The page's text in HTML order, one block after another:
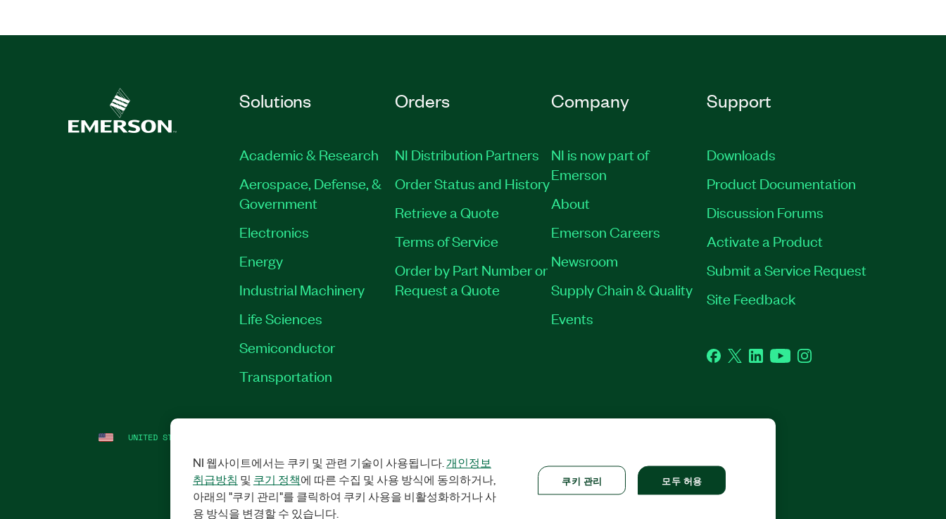
Solutions
Academic & Research
Aerospace, Defense, &
Government
Electronics
Energy
Industrial Machinery
Life Sciences
Semiconductor
Transportation
Orders
NI Distribution Partners
Order Status and History
Retrieve a Quote
Terms of Service
Order by Part Number or
Request a Quote
Company
NI is now part of
Emerson
About
Emerson Careers
Newsroom
Supply Chain & Quality
Events
Support
Downloads
Product Documentation
Discussion Forums
Activate a Product
Submit a Service Request
Site Feedback
Facebook
TwitterLinkedInYouTubeInstagram
UNITED STATES (ENGLISH)
NI 웹사이트에서는 쿠키 및 관련 기술이 사용됩니다. 개인정보
취급방침 및 쿠기 정책에 따른 수집 및 사용 방식에 동의하거나,
아래의 "쿠키 관리"를 클릭하여 쿠키 사용을 비활성화하거나 사
용 방식을 변경할 수 있습니다.
쿠키 관리 모두 허용